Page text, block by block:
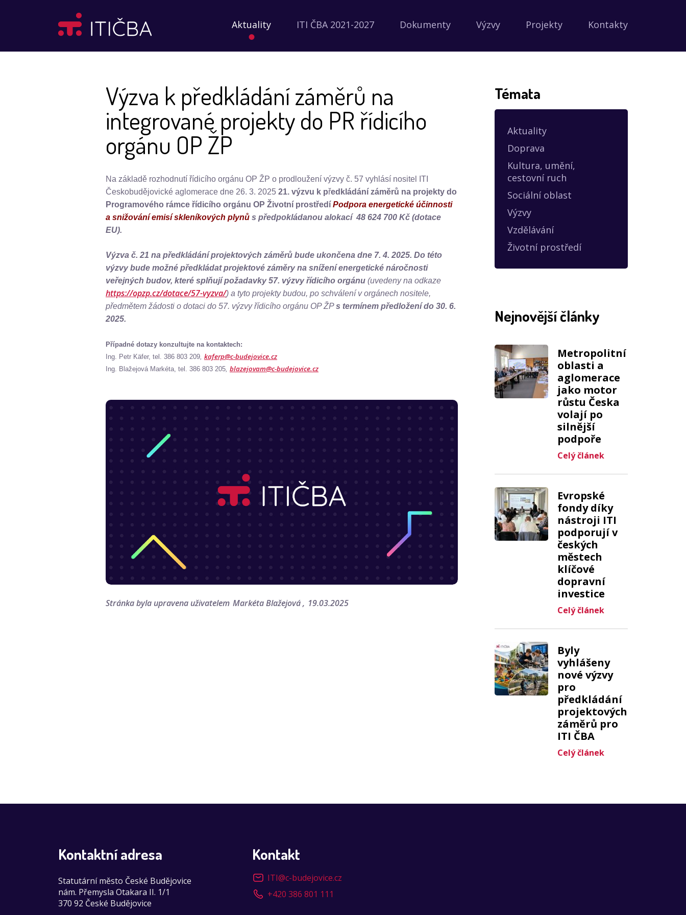
Aktuality ITI ČBA 2021-2027 Dokumenty Výzvy Projekty Kontakty
Výzva k předkládání záměrů na
integrované projekty do PR řídicího
orgánu OP ŽP
Na základě rozhodnutí řídicího orgánu OP ŽP o prodloužení výzvy č. 57 vyhlásí nositel ITI
Českobudějovické aglomerace dne 26. 3. 2025 21. výzvu k předkládání záměrů na projekty do
Programového rámce řídicího orgánu OP Životní prostředí Podpora energetické účinnosti
a snižování emisí skleníkových plynů s předpokládanou alokací 48 624 700 Kč (dotace
EU).
Výzva č. 21 na předkládání projektových záměrů bude ukončena dne 7. 4. 2025. Do této
výzvy bude možné předkládat projektové záměry na snížení energetické náročnosti
veřejných budov, které splňují požadavky 57. výzvy řídicího orgánu (uvedeny na odkaze
https://opzp.cz/dotace/57-vyzva/) a tyto projekty budou, po schválení v orgánech nositele,
předmětem žádosti o dotaci do 57. výzvy řídicího orgánu OP ŽPs termínem předložení do 30. 6.
2025.
Případné dotazy konzultujte na kontaktech:
Ing. Petr Käfer, tel. 386 803 209, kaferp@c-budejovice.cz
Ing. Blažejová Markéta, tel. 386 803 205, blazejovam@c-budejovice.cz
Stránka byla upravena uživatelem Markéta Blažejová 19.03.2025
Témata
Aktuality
Doprava
Kultura, umění,
cestovní ruch
Sociální oblast
Výzvy
Vzdělávání
Životní prostředí
Nejnovější články
Metropolitní
oblasti a
aglomerace
jako motor
růstu Česka
volají po
silnější
podpoře
Celý článek
Evropské
fondy díky
nástroji ITI
podporují v
českých
městech
klíčové
dopravní
investice
Celý článek
Byly
vyhlášeny
nové výzvy
pro
předkládání
projektových
záměrů pro
ITI ČBA
Celý článek
Kontaktní adresa
Statutární město České Budějovice
nám. Přemysla Otakara II. 1/1
370 92 České Budějovice
Kontakt
ITI@c-budejovice.cz
+420 386 801 111